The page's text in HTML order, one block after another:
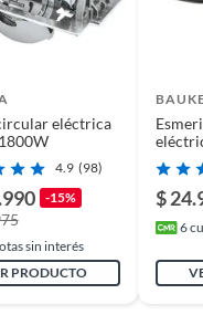
eléctrica
4.9 (98)
-15%
sin interés
PRODUCTO
$
6